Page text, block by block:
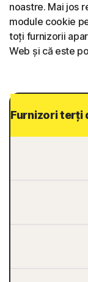
noastre. Mai jos
module cookie
toți furnizorii
Web și că este
Furnizori terți